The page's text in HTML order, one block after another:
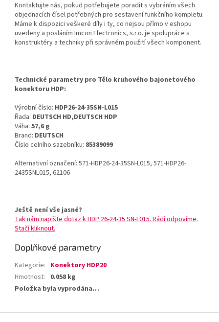
Kontaktujte nás, pokud potřebujete poradit s vybráním všech
objednacích čísel potřebných pro sestavení funkčního kompletu.
Máme k dispozici veškeré díly i ty, co nejsou přímo v eshopu
uvedeny a posláním Imcon Electronics, s.r.o. je spolupráce s
konstruktéry a techniky při správném použití všech komponent.
Technické parametry pro Tělo kruhového bajonetového
konektoru HDP:
Výrobní číslo: HDP26-24-35SN-L015
Řada: DEUTSCH HD,DEUTSCH HDP
Váha: 57,6 g
Brand: DEUTSCH
Číslo celního sazebníku: 85389099
Alternativní označení: 571-HDP26-24-35SN-L015, 571-HDP26-
2435SNL015, 62106
Ještě není vše jasné?
Tak nám napište dotaz k HDP 26-24-35 SN-L015. Rádi odpovíme.
Stačí kliknout.
Doplňkové parametry
Kategorie: Konektory HDP20
Hmotnost:
0.058 kg
Položka byla vyprodána…